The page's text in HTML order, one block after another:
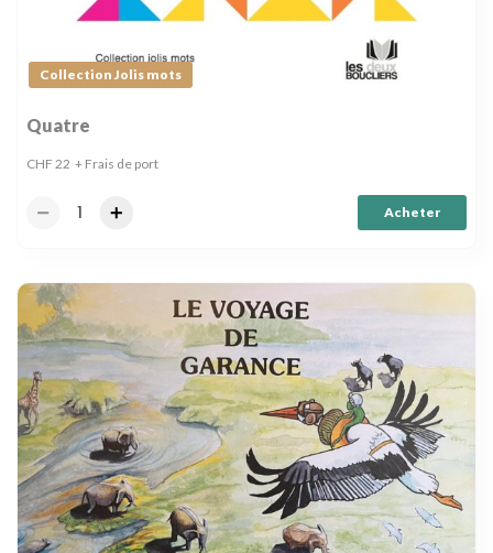
Collection Jolis mots
Quatre
CHF 22 + Frais de port
Acheter